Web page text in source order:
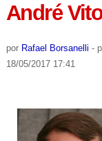
André
por Rafael Borsanelli -
18/05/2017 17:41